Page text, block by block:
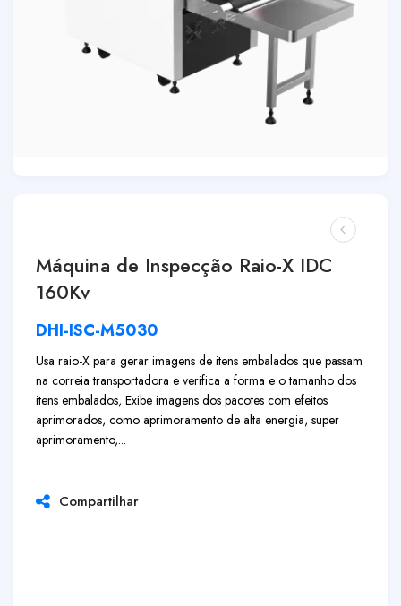
Máquina de Inspecção Raio-X IDC
160Kv
DHI-ISC-M5030
Usa raio-X para gerar imagens de itens embalados que passam
na correia transportadora e verifica a forma e o tamanho dos
itens embalados, Exibe imagens dos pacotes com efeitos
aprimorados, como aprimoramento de alta energia, super
aprimoramento,...
Compartilhar